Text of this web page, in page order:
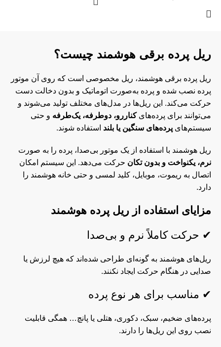
ریل پرده برقی هوشمند چیست؟
ریل پرده برقی هوشمند، ریل مخصوصی است که روی آن موتور
پرده نصب شده و پرده به‌صورت اتوماتیک و بدون دخالت دست
حرکت می‌کند. این ریل‌ها در مدل‌های مختلف تولید می‌شوند و
می‌توانند برای پرده‌هایکناررو، دوطرفه، یک‌طرفه و حتی
سیستم‌های پرده‌های سنگین یا بلند استفاده شوند.
ریل هوشمند با استفاده از یک موتور بی‌صدا، پرده را به صورت
نرم، یکنواخت و بدون تکان حرکت می‌دهد. این سیستم امکان
اتصال به ریموت، موبایل، کلید لمسی و حتی خانه هوشمند را
دارد.
مزایای استفاده از ریل پرده هوشمند
✔ حرکت کاملاً نرم و بی‌صدا
ریل‌های هوشمند به گونه‌ای طراحی شده‌اند که هیچ لرزش یا
صدایی در هنگام حرکت ایجاد نکنند.
✔ مناسب برای هر نوع پرده
پرده‌های ضخیم، سبک، دکوری، هتلی یا پانچ… همگی قابلیت
نصب روی این ریل‌ها را دارند.